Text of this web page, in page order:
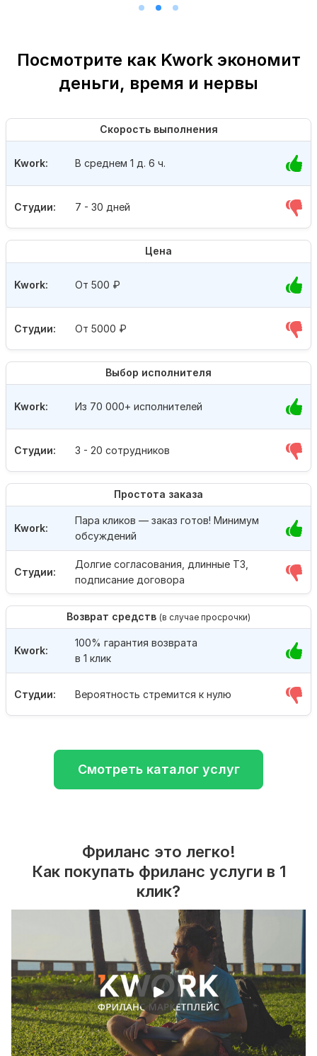
Посмотрите как Kwork экономит
деньги, время и нервы
Скорость выполнения
Студии: 7 - 30 дней
Kwork: В среднем 1 д. 6 ч.
Цена
Студии: От 5000 ₽
Kwork: От 500 ₽
Выбор исполнителя
Студии: 3 - 20 сотрудников
Kwork: Из 70 000+ исполнителей
Простота заказа
Студии:
Долгие согласования, длинные ТЗ,
подписание договора
Kwork:
Пара кликов — заказ готов! Минимум
обсуждений
Возврат средств (в случае просрочки)
Студии: Вероятность стремится к нулю
Kwork:
100% гарантия возврата
в 1 клик
Смотреть каталог услуг
Фриланс это легко!
Как покупать фриланс услуги в 1
клик?